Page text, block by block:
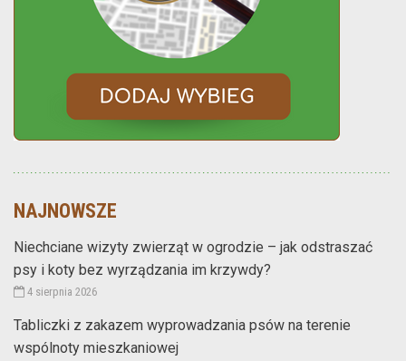
NAJNOWSZE
Niechciane wizyty zwierząt w ogrodzie – jak odstraszać
psy i koty bez wyrządzania im krzywdy?
4 sierpnia 2026
Tabliczki z zakazem wyprowadzania psów na terenie
wspólnoty mieszkaniowej